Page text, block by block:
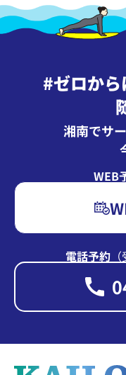
#ゼロか
湘南でサ
電話予約（
WEB